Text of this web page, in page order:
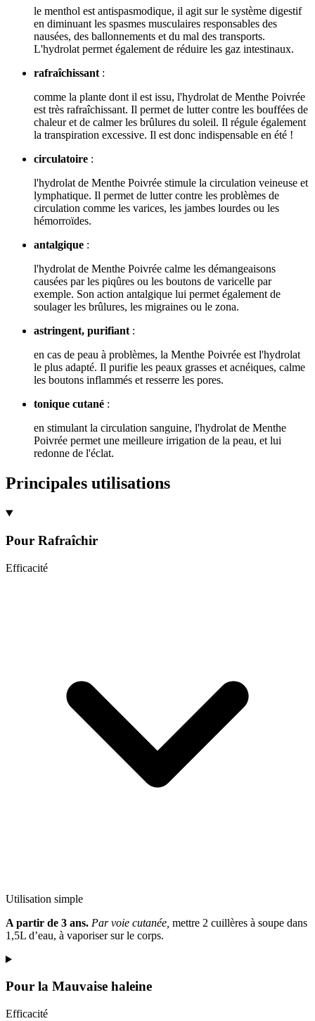
le menthol est antispasmodique, il agit sur le système digestif
en diminuant les spasmes musculaires responsables des
nausées, des ballonnements et du mal des transports.
L'hydrolat permet également de réduire les gaz intestinaux.
rafraîchissant :
comme la plante dont il est issu, l'hydrolat de Menthe Poivrée
est très rafraîchissant. Il permet de lutter contre les bouffées de
chaleur et de calmer les brûlures du soleil. Il régule également
la transpiration excessive. Il est donc indispensable en été !
circulatoire :
l'hydrolat de Menthe Poivrée stimule la circulation veineuse et
lymphatique. Il permet de lutter contre les problèmes de
circulation comme les varices, les jambes lourdes ou les
hémorroïdes.
antalgique :
l'hydrolat de Menthe Poivrée calme les démangeaisons
causées par les piqûres ou les boutons de varicelle par
exemple. Son action antalgique lui permet également de
soulager les brûlures, les migraines ou le zona.
astringent, purifiant:
en cas de peau à problèmes, la Menthe Poivrée est l'hydrolat
le plus adapté. Il purifie les peaux grasses et acnéiques, calme
les boutons inflammés et resserre les pores.
tonique cutané :
en stimulant la circulation sanguine, l'hydrolat de Menthe
Poivrée permet une meilleure irrigation de la peau, et lui
redonne de l'éclat.
Principales utilisations
Pour Rafraîchir
Efficacité
Utilisation simple
A partir de 3 ans. Par voie cutanée, mettre 2 cuillères à soupe dans
1,5L d’eau, à vaporiser sur le corps.
Pour la Mauvaise haleine
Efficacité